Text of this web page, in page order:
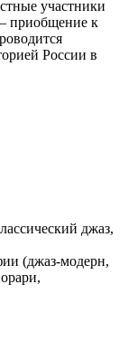
участники
– приобщение к
России в
джаз,
(джаз-модерн,